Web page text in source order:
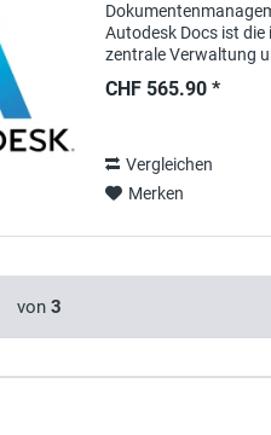
Autodesk Docs ist
zentrale Verwaltung
Abonnement erhalten
CHF 565.90 *
Vergleichen
Merken
von 3